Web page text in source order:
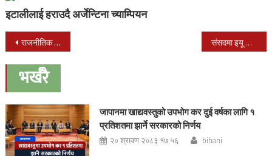
इटालीलाई हराउदै अर्जेन्टिना च्याम्पियन
Post
navigation
राजनीतिक प्रतिवेदन आज कार्यदलमा पेस गरिने संसदमा इयू निर्वाचन प्रतिवेदनको चर्को विरोध
भर्खरै
जापानमा खाद्यवस्तुको उपभोग कर दुई वर्षका लागि १
प्रतिशतमा झार्ने सरकारको निर्णय
२० श्रावण २०८३ १७:५६ bihani